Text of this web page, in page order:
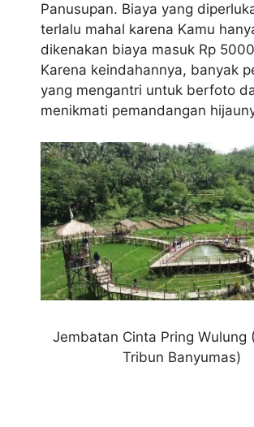
Panusupan. Biaya yang
terlalu mahal karena Kamu
dikenakan biaya masuk Rp
Karena keindahannya, banyak
yang mengantri untuk berfoto
menikmati pemandangan
Jembatan Cinta Pring Wulung
Tribun Banyumas)